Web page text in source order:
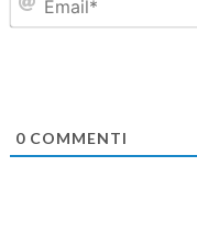
0COMMENTI